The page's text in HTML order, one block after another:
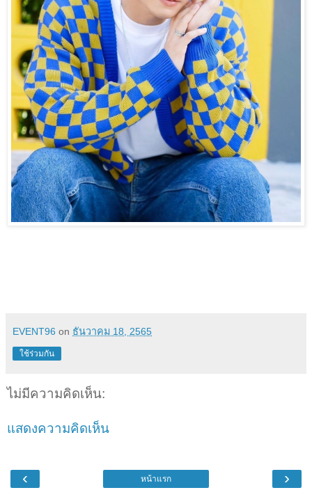
EVENT96 on ธันวาคม 18, 2565
ใช้ร่วมกัน
ไม่มีความคิดเห็น:
แสดงความคิดเห็น
‹ ›
หน้าแรก